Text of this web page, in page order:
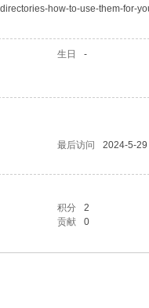
how-to-use-them-for-
生日 -
最后访问
2024-5-
积分
2
贡献 0